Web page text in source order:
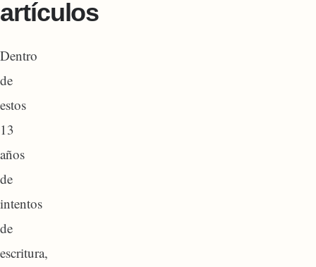
artículos
Dentro
de
estos
13
años
de
intentos
de
escritura,